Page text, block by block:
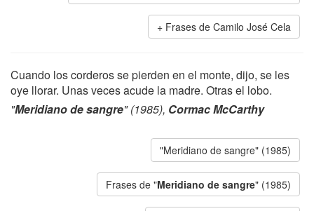
Frases de Camilo José Cela
Cuando los corderos se pierden en el monte, dijo, se les
oye llorar. Unas veces acude la madre. Otras el lobo.
"Meridiano de sangre" (1985), Cormac McCarthy
"Meridiano de sangre" (1985)
Frases de "Meridiano de sangre" (1985)